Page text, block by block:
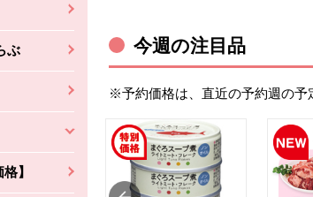
ぶ
】
今週の注目品
※予約価格は、直近の予約週の予